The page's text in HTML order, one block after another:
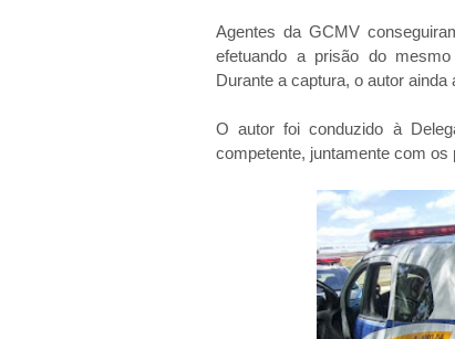
Agentes da GCMV
efetuando a prisão do
Durante a captura, o autor
O autor foi conduzido à
competente, juntamente com os